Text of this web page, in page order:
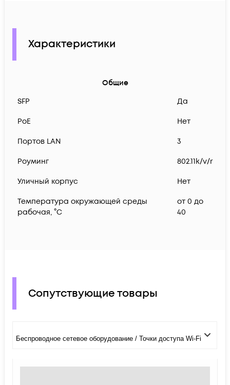
Характеристики
Общие
SFP
Да
PoE Нет
Портов LAN 3
Роуминг 802.11k/v/r
Уличный корпус Нет
Температура окружающей среды
рабочая, °C
от 0 до
40
Сопутствующие товары
Беспроводное сетевое оборудование / Точки доступа Wi-Fi